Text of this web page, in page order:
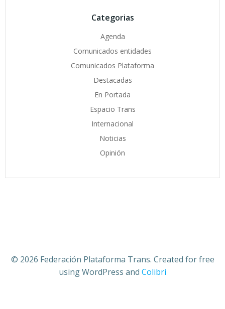
Categorias
Agenda
Comunicados entidades
Comunicados Plataforma
Destacadas
En Portada
Espacio Trans
Internacional
Noticias
Opinión
© 2026 Federación Plataforma Trans. Created for free
using WordPress and Colibri